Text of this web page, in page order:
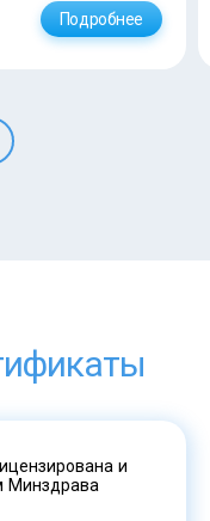
Подробнее
и
Минздрава